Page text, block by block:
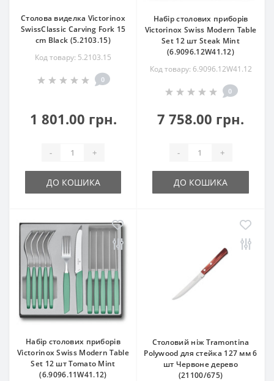
Столова виделка Victorinox
SwissClassic Carving Fork 15
cm Black (5.2103.15)
Код товару: 5.2103.15
0
1 801.00 грн.
- +
ДО КОШИКА
Набір столових приборів
Victorinox Swiss Modern Table
Set 12 шт Steak Mint
(6.9096.12W41.12)
Код товару: 6.9096.12W41.12
0
7 758.00 грн.
- +
ДО КОШИКА
Набір столових приборів
Victorinox Swiss Modern Table
Set 12 шт Tomato Mint
(6.9096.11W41.12)
Столовий ніж Tramontina
Polywood для стейка 127 мм 6
шт Червоне дерево
(21100/675)